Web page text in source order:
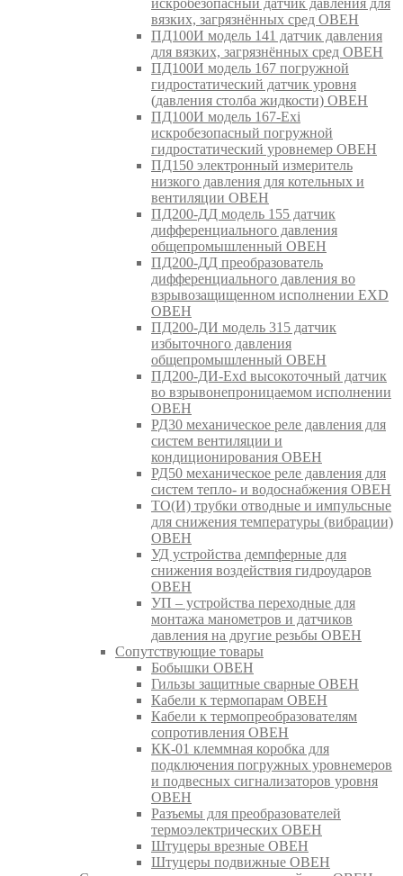
искробезопасный датчик давления для
вязких, загрязнённых сред ОВЕН
ПД100И модель 141 датчик давления
для вязких, загрязнённых сред ОВЕН
ПД100И модель 167 погружной
гидростатический датчик уровня
(давления столба жидкости) ОВЕН
ПД100И модель 167-Exi
искробезопасный погружной
гидростатический уровнемер ОВЕН
ПД150 электронный измеритель
низкого давления для котельных и
вентиляции ОВЕН
ПД200-ДД модель 155 датчик
дифференциального давления
общепромышленный ОВЕН
ПД200-ДД преобразователь
дифференциального давления во
взрывозащищенном исполнении EXD
ОВЕН
ПД200-ДИ модель 315 датчик
избыточного давления
общепромышленный ОВЕН
ПД200-ДИ-Exd высокоточный датчик
во взрывонепроницаемом исполнении
ОВЕН
РД30 механическое реле давления для
систем вентиляции и
кондиционирования ОВЕН
РД50 механическое реле давления для
систем тепло- и водоснабжения ОВЕН
ТО(И) трубки отводные и импульсные
для снижения температуры (вибрации)
ОВЕН
УД устройства демпферные для
снижения воздействия гидроударов
ОВЕН
УП – устройства переходные для
монтажа манометров и датчиков
давления на другие резьбы ОВЕН
Сопутствующие товары
Бобышки ОВЕН
Гильзы защитные сварные ОВЕН
Кабели к термопарам ОВЕН
Кабели к термопреобразователям
сопротивления ОВЕН
КК-01 клеммная коробка для
подключения погружных уровнемеров
и подвесных сигнализаторов уровня
ОВЕН
Разъемы для преобразователей
термоэлектрических ОВЕН
Штуцеры врезные ОВЕН
Штуцеры подвижные ОВЕН